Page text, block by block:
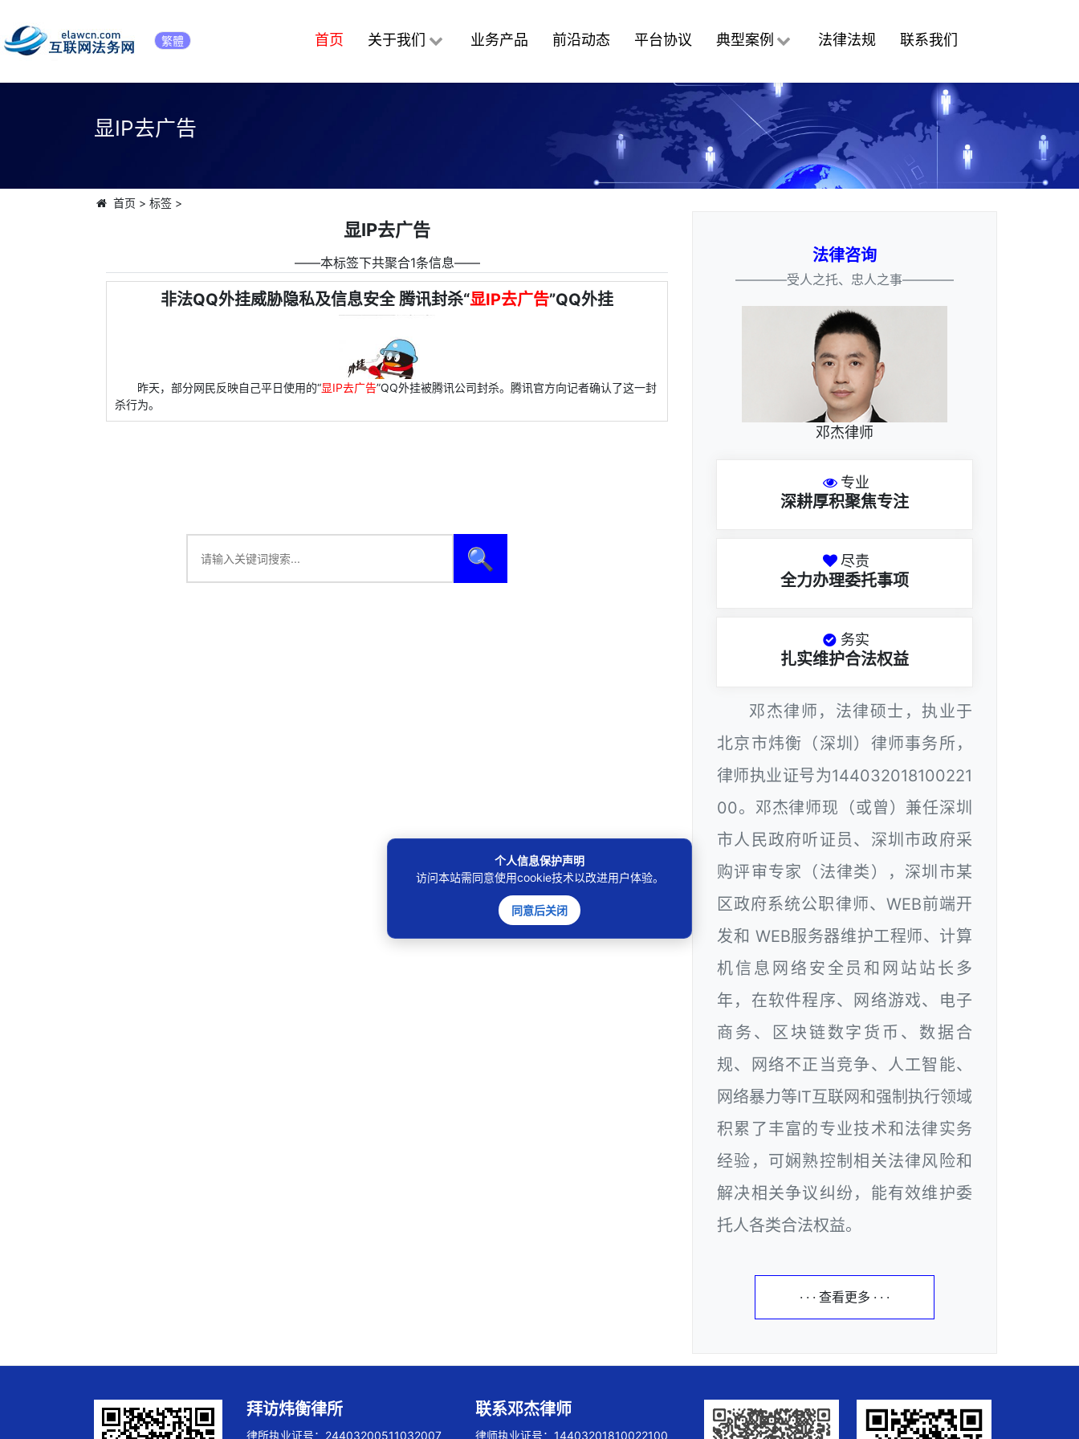
繁體 首页 关于我们 业务产品 前沿动态 平台协议 典型案例 法律法规 联系我们
显IP去广告
首页 > 标签>
显IP去广告
――本标签下共聚合1条信息――
非法QQ外挂威胁隐私及信息安全 腾讯封杀“显IP去广告”QQ外挂
昨天，部分网民反映自己平日使用的“显IP去广告”QQ外挂被腾讯公司封杀。腾讯官方向记者确认了这一封
杀行为。
🔍
法律咨询
————受人之托、忠人之事————
邓杰律师
专业
深耕厚积聚焦专注
尽责
全力办理委托事项
务实
扎实维护合法权益
邓杰律师，法律硕士，执业于
北京市炜衡（深圳）律师事务所，
律师执业证号为144032018100221
00。邓杰律师现（或曾）兼任深圳
市人民政府听证员、深圳市政府采
购评审专家（法律类），深圳市某
区政府系统公职律师、WEB前端开
发和 WEB服务器维护工程师、计算
机信息网络安全员和网站站长多
年，在软件程序、网络游戏、电子
商务、区块链数字货币、数据合
规、网络不正当竞争、人工智能、
网络暴力等IT互联网和强制执行领域
积累了丰富的专业技术和法律实务
经验，可娴熟控制相关法律风险和
解决相关争议纠纷，能有效维护委
托人各类合法权益。
· · · 查看更多 · · ·
拜访炜衡律所
律所执业证号：24403200511032007
联系邓杰律师
律师执业证号：14403201810022100
个人信息保护声明
访问本站需同意使用cookie技术以改进用户体验。
同意后关闭